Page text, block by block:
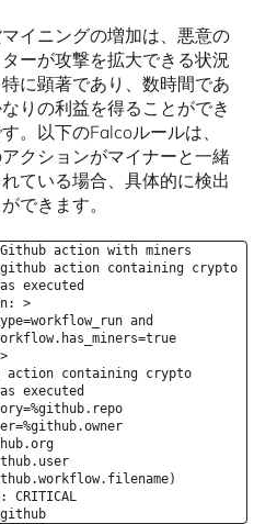
イニングの増加は、悪意の
ーが攻撃を拡大できる状況
に顕著であり、数時間であ
りの利益を得ることができ
。以下のFalcoルールは、
クションがマイナーと一緒
ている場合、具体的に検出
できます。
action with miners
action containing crypto
executed
>
and
action containing crypto
executed